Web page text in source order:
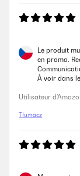
Le produit
en promo.
À voir dans
Utilisateur
Tłumacz